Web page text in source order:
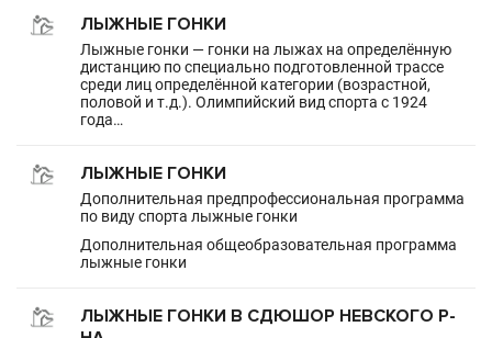
ЛЫЖНЫЕ ГОНКИ
Лыжные гонки — гонки на лыжах на определённую
дистанцию по специально подготовленной трассе
среди лиц определённой категории (возрастной,
половой и т.д.). Олимпийский вид спорта с 1924
года…
ЛЫЖНЫЕ ГОНКИ
Дополнительная предпрофессиональная программа
по виду спорта лыжные гонки
Дополнительная общеобразовательная программа
лыжные гонки
ЛЫЖНЫЕ ГОНКИ В СДЮШОР НЕВСКОГО Р-